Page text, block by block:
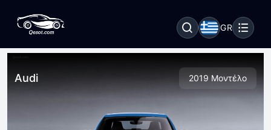
GR
Audi 2019 Μοντέλο